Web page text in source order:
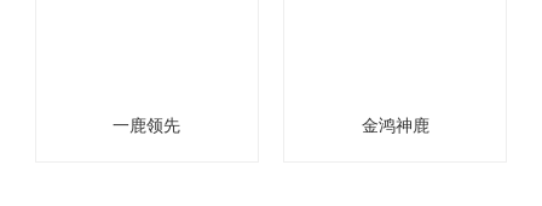
一鹿领先 金鸿神鹿